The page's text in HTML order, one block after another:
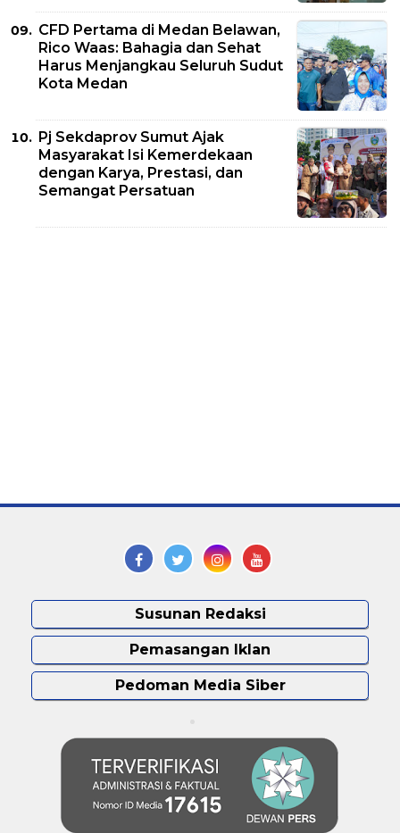
CFD Pertama di Medan Belawan,
Rico Waas: Bahagia dan Sehat
Harus Menjangkau Seluruh Sudut
Kota Medan
Pj Sekdaprov Sumut Ajak
Masyarakat Isi Kemerdekaan
dengan Karya, Prestasi, dan
Semangat Persatuan
Susunan Redaksi
Pemasangan Iklan
Pedoman Media Siber